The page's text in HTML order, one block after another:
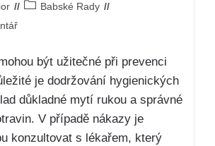
Babské Rady
být užitečné při prevenci
je dodržování hygienických
důkladné mytí rukou a správné
V případě nákazy je
konzultovat s lékařem, který